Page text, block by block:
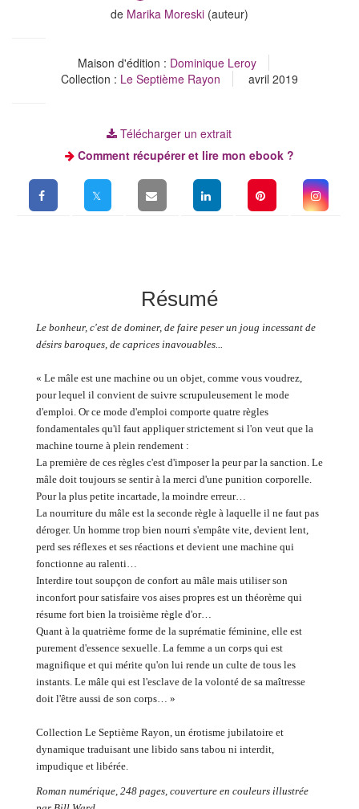
de Marika Moreski (auteur)
Maison d'édition : Dominique Leroy
Collection : Le Septième Rayon avril 2019
Télécharger un extrait
Comment récupérer et lire mon ebook ?
Résumé
Le bonheur, c'est de dominer, de faire peser un joug incessant de
désirs baroques, de caprices inavouables...
« Le mâle est une machine ou un objet, comme vous voudrez,
pour lequel il convient de suivre scrupuleusement le mode
d'emploi. Or ce mode d'emploi comporte quatre règles
fondamentales qu'il faut appliquer strictement si l'on veut que la
machine tourne à plein rendement :
La première de ces règles c'est d'imposer la peur par la sanction. Le
mâle doit toujours se sentir à la merci d'une punition corporelle.
Pour la plus petite incartade, la moindre erreur…
La nourriture du mâle est la seconde règle à laquelle il ne faut pas
déroger. Un homme trop bien nourri s'empâte vite, devient lent,
perd ses réflexes et ses réactions et devient une machine qui
fonctionne au ralenti…
Interdire tout soupçon de confort au mâle mais utiliser son
inconfort pour satisfaire vos aises propres est un théorème qui
résume fort bien la troisième règle d'or…
Quant à la quatrième forme de la suprématie féminine, elle est
purement d'essence sexuelle. La femme a un corps qui est
magnifique et qui mérite qu'on lui rende un culte de tous les
instants. Le mâle qui est l'esclave de la volonté de sa maîtresse
doit l'être aussi de son corps… »
Collection Le Septième Rayon, un érotisme jubilatoire et
dynamique traduisant une libido sans tabou ni interdit,
impudique et libérée.
Roman numérique, 248 pages, couverture en couleurs illustrée